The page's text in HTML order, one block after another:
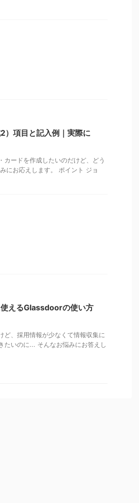
）項目と記入例｜実際に
ードを作成したいのだけど、どう
にお応えします。 ポイント ジョ
使えるGlassdoorの使い方
ど、採用情報が少なくて情報収集に
たいのに... そんなお悩みにお答えし